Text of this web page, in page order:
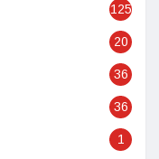
125
20
36
36
1